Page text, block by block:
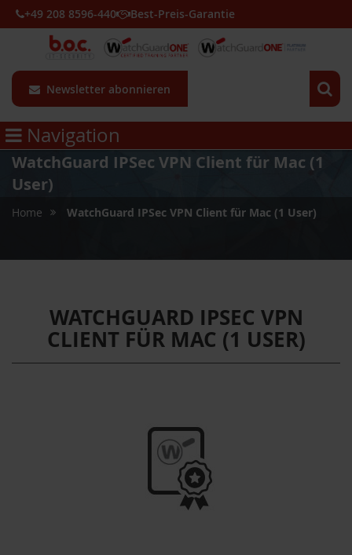
Newsletter abonnieren
+49 208 8596-440 Best-Preis-Garantie
Navigation
WatchGuard IPSec VPN Client für Mac (1
User)
Home WatchGuard IPSec VPN Client für Mac (1 User)
WATCHGUARD IPSEC VPN
CLIENT FÜR MAC (1 USER)